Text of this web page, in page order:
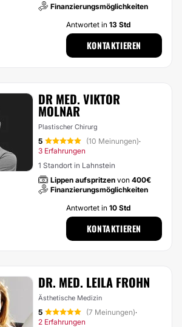
Finanzierungsmöglichkeiten
Antwortet in 13 Std
KONTAKTIEREN
DR MED. VIKTOR
MOLNAR
Plastischer Chirurg
5 (10 Meinungen)·
3 Erfahrungen
1 Standort in Lahnstein
Lippen aufspritzen von 400€
Finanzierungsmöglichkeiten
Antwortet in 10 Std
KONTAKTIEREN
DR. MED. LEILA FROHN
Ästhetische Medizin
5 (7 Meinungen)·
2 Erfahrungen